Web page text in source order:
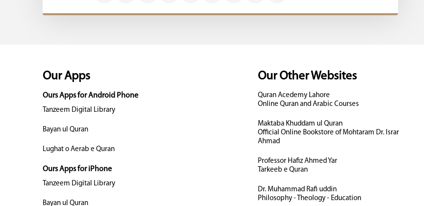
Our Other Websites
Quran Acedemy Lahore
Online Quran and Arabic Courses
Maktaba Khuddam ul Quran
Official Online Bookstore of Mohtaram Dr. Israr
Ahmad
Professor Hafiz Ahmed Yar
Tarkeeb e Quran
Dr. Muhammad Rafi uddin
Philosophy - Theology - Education
Our Apps
Ours Apps for Android Phone
Tanzeem Digital Library
Bayan ul Quran
Lughat o Aerab e Quran
Ours Apps for iPhone
Tanzeem Digital Library
Bayan ul Quran